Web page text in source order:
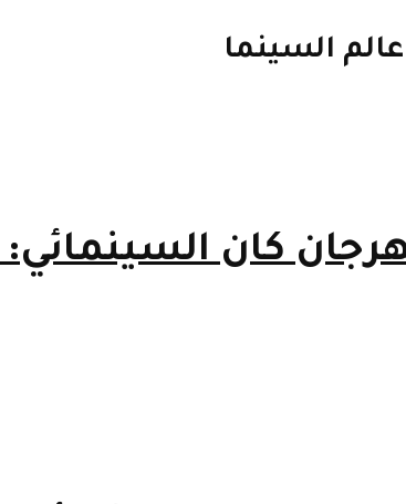
السينما
كان